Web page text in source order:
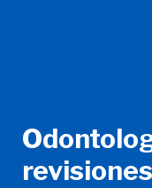
revisiones